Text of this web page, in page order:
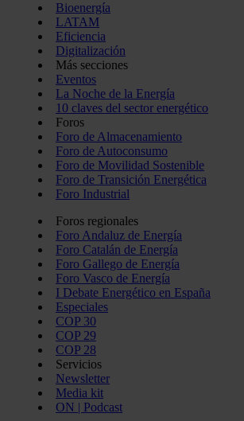
Bioenergía
LATAM
Eficiencia
Digitalización
Más secciones
Eventos
La Noche de la Energía
10 claves del sector energético
Foros
Foro de Almacenamiento
Foro de Autoconsumo
Foro de Movilidad Sostenible
Foro de Transición Energética
Foro Industrial
Foros regionales
Foro Andaluz de Energía
Foro Catalán de Energía
Foro Gallego de Energía
Foro Vasco de Energía
I Debate Energético en España
Especiales
COP 30
COP 29
COP 28
Servicios
Newsletter
Media kit
ON | Podcast